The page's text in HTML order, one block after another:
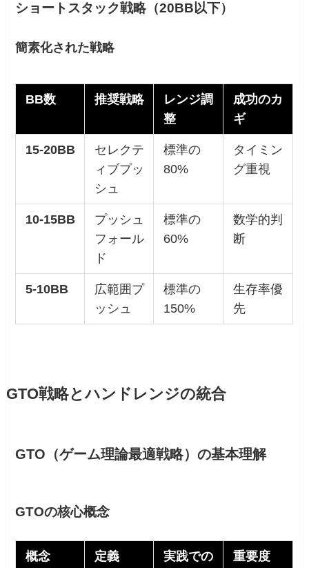
ショートスタック戦略（20BB以下）
簡素化された戦略
BB数 推奨戦略
レンジ調
整
成功のカ
ギ
15-20BB
セレクテ
ィブプッ
シュ
標準の
80%
タイミン
グ重視
10-15BB
プッシュ
フォール
ド
標準の
60%
数学的判
断
5-10BB
広範囲プ
ッシュ
標準の
150%
生存率優
先
GTO戦略とハンドレンジの統合
GTO（ゲーム理論最適戦略）の基本理解
GTOの核心概念
概念 定義
実践での
重要度